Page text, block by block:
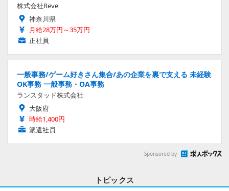
株式会社Reve
神奈川県
月給28万円～35万円
正社員
一般事務/ゲーム好きさん集合/あの企業を裏で支える 未経験
OK事務 一般事務・OA事務
ランスタッド株式会社
大阪府
時給1,400円
派遣社員
Sponsored by
トピックス